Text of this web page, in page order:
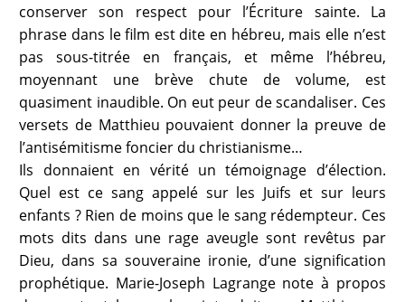
conserver son respect pour l’Écriture sainte. La
phrase dans le film est dite en hébreu, mais elle n’est
pas sous-titrée en français, et même l’hébreu,
moyennant une brève chute de volume, est
quasiment inaudible. On eut peur de scandaliser. Ces
versets de Matthieu pouvaient donner la preuve de
l’antisémitisme foncier du christianisme…
Ils donnaient en vérité un témoignage d’élection.
Quel est ce sang appelé sur les Juifs et sur leurs
enfants ? Rien de moins que le sang rédempteur. Ces
mots dits dans une rage aveugle sont revêtus par
Dieu, dans sa souveraine ironie, d’une signification
prophétique. Marie-Joseph Lagrange note à propos